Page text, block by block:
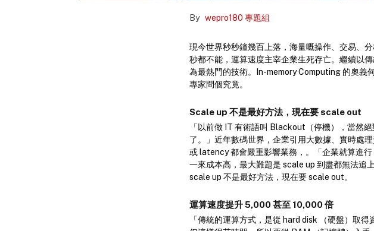
By wepro180 專題組
現今世界秒秒鐘幾百上落，海量嘅操作、交易、
秒都不能，運算速度主宰企業生死存亡。繼續以
為最熱門的技術。In-memory Computing 的奧義
專家問個究竟。
Scale up 不是最好方法，現在要 scale out
「以前做 IT 有術語叫 Blackout（停機），當然
了。」近年數碼世界，企業引用大數據、實時處
或 latency 都會嚴重影響業務，。「企業就算進
一來成本高，最大難題是 scale up 到盡都無法追
scale up 不是最好方法，現在要 scale out。
運算速度提升 5,000 甚至 10,000 倍
「傳統的運算方式，是從 hard disk （硬盤）取